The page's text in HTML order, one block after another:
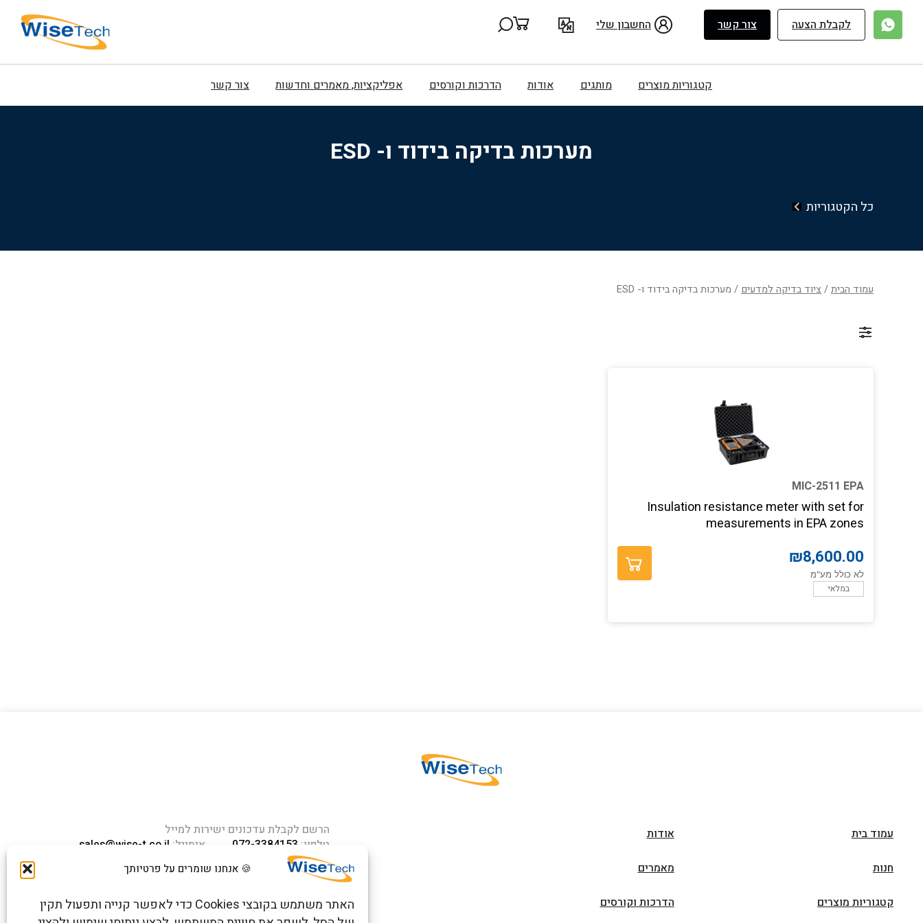
🍪 אנחנו שומרים על פרטיותך
האתר משתמש בקובצי Cookies כדי לאפשר קנייה ותפעול תקין
דילוג
לקבלת הצעה צור קשר החשבון שלי
קטגוריות מוצרים מותגים אודות הדרכות וקורסים אפליקציות, מאמרים וחדשות צור קשר
מערכות בדיקה בידוד ו- ESD
כל הקטגוריות
עמוד הבית/ ציוד בדיקה למדעים / מערכות בדיקה בידוד ו- ESD
MIC-2511 EPA
Insulation resistance meter with set for
measurements in EPA zones
₪8,600.00
לא כולל מע"מ
במלאי
עמוד בית
חנות
קטגוריות מוצרים
אודות
מאמרים
הדרכות וקורסים
הרשם לקבלת עדכונים ישירות למייל
טלפון: 072-3384153 אימייל: sales@wise-t.co.il
כתובתנו: רחוב העמל 13 כניסה A, קומה 2,
פארק אפק ראש העין 4809234 ישראל